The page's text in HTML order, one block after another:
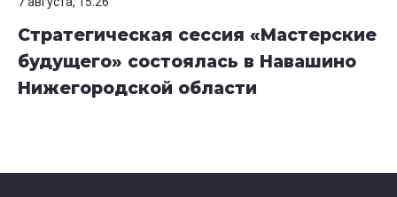
Стратегическая сессия «Мастерские
будущего» состоялась в Навашино
Нижегородской области